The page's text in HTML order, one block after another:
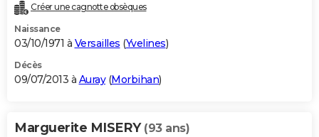
Créer une cagnotte obsèques
Naissance
03/10/1971 à Versailles (Yvelines)
Décès
09/07/2013 à Auray(Morbihan)
Marguerite MISERY (93 ans)